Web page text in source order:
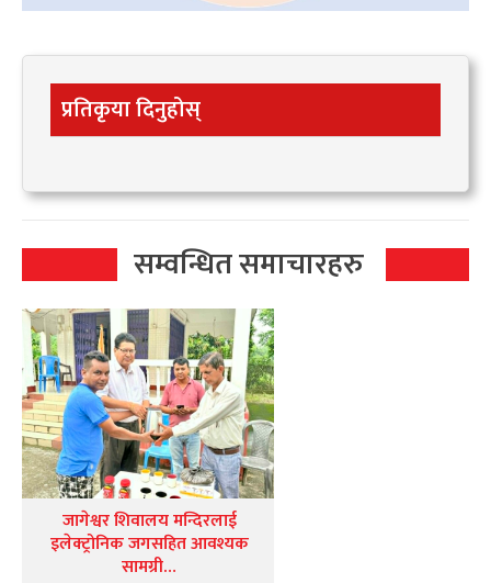
प्रतिकृया दिनुहोस्
सम्वन्धित समाचारहरु
जागेश्वर शिवालय मन्दिरलाई
इलेक्ट्रोनिक जगसहित आवश्यक
सामग्री…